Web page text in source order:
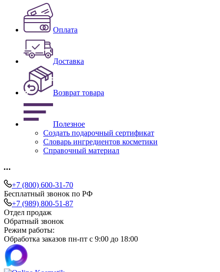
Оплата
Доставка
Возврат товара
Полезное
Создать подарочный сертификат
Словарь ингредиентов косметики
Справочный материал
+7 (800) 600-31-70
Бесплатный звонок по РФ
+7 (989) 800-51-87
Отдел продаж
Обратный звонок
Режим работы:
Обработка заказов пн-пт с 9:00 до 18:00